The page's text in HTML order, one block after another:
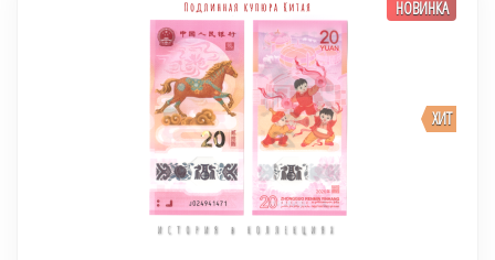
ХИТ
НОВИНКА